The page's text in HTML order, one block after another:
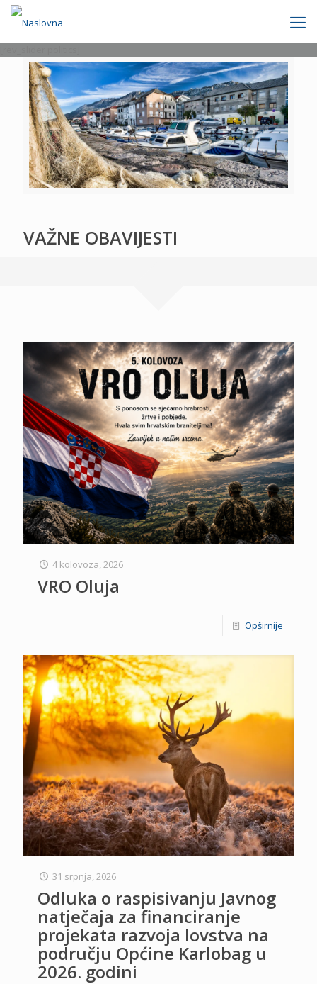
VAŽNE OBAVIJESTI
4 kolovoza, 2026
VRO Oluja
Opširnije
31 srpnja, 2026
Odluka o raspisivanju Javnog
natječaja za financiranje
projekata razvoja lovstva na
području Općine Karlobag u
2026. godini